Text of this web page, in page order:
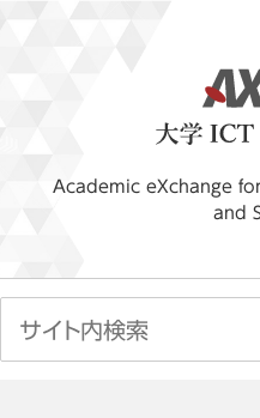
Academic eXchange
and